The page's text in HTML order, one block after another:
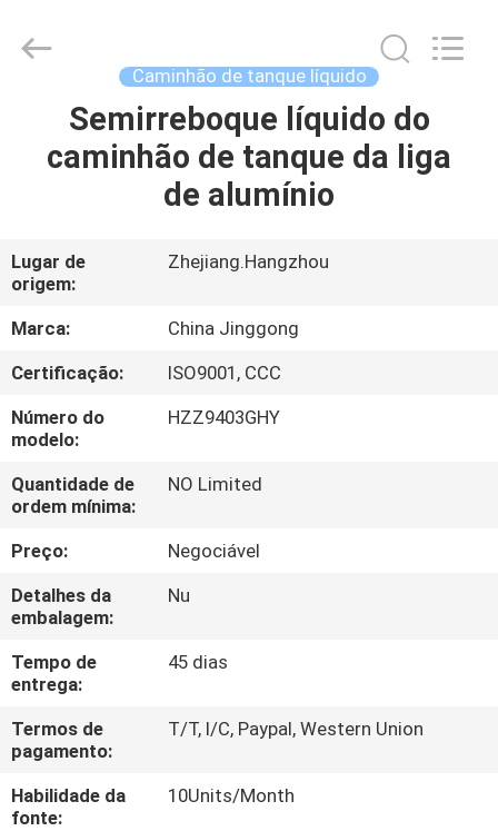
CASA
SOBRE
NÓS
EXCURSÃO
DA
FÁBRICA
CONTROLE
DA
QUALIDADE
CONTACTE-
NOS
NOTÍCIA
SPECIAL
PURPOSE
Caminhão de tanque líquido
Semirreboque líquido do
caminhão de tanque da liga
de alumínio
Lugar de
origem:
Zhejiang.Hangzhou
Marca:
China Jinggong
Certificação:
ISO9001, CCC
Número do
modelo:
HZZ9403GHY
Quantidade de
ordem mínima:
NO Limited
Preço:
Negociável
Detalhes da
embalagem:
Nu
Tempo de
entrega:
45 dias
Termos de
pagamento:
T/T, l/C, Paypal, Western Union
Habilidade da
fonte:
10Units/Month